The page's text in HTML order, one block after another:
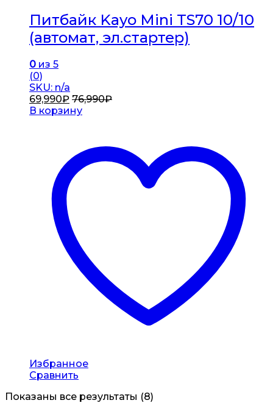
Питбайк Kayo Mini TS70 10/10
(автомат, эл.стартер)
0 из 5
(0)
SKU: n/a
69,990₽ 76,990₽
В корзину
Избранное
Сравнить
Показаны все результаты (8)